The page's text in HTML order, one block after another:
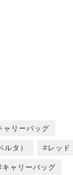
ャリーバッグ
タ） レッド
キャリーバッグ